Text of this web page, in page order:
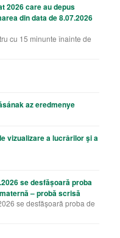
2026 care au depus
din data de 8.07.2026
cu 15 minunte înainte de
az eredmenye
vizualizare a lucrǎrilor şi a
se desfășoară proba
– probă scrisă
se desfășoară proba de